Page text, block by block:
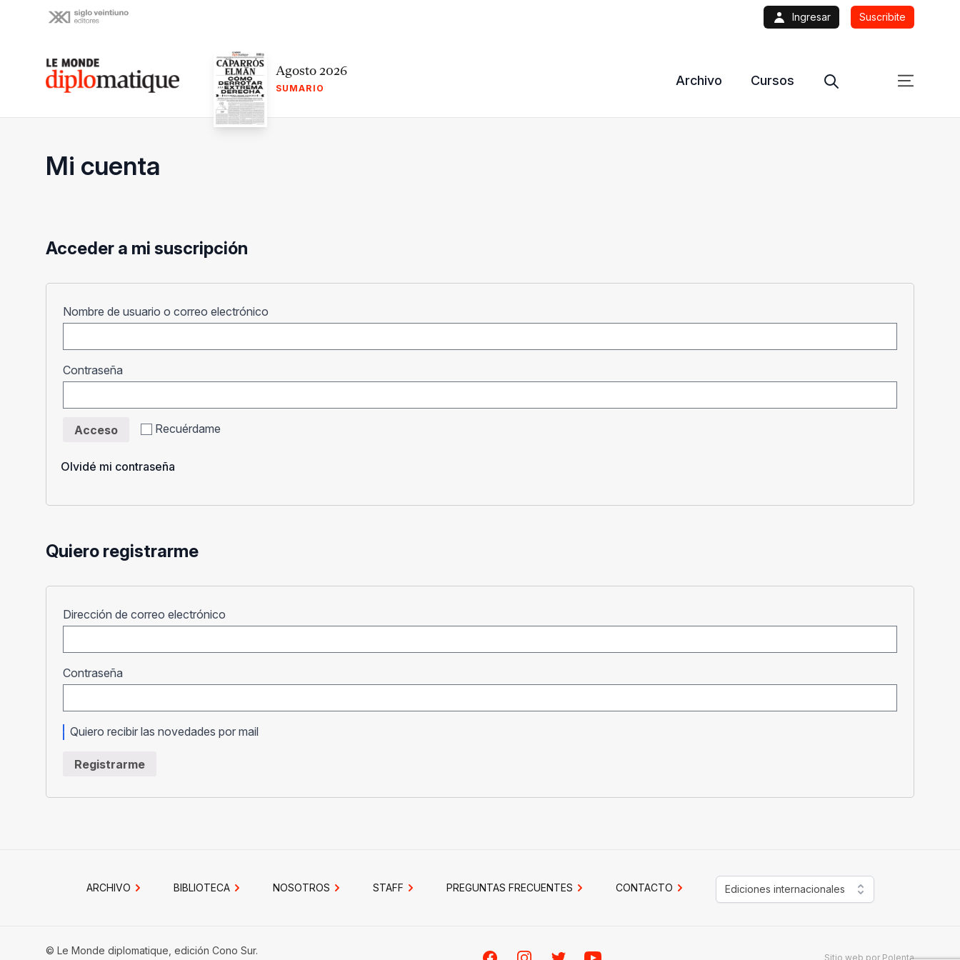
Ingresar Suscribite
Le monde diplomatique Agosto 2026
SUMARIO
Archivo Cursos
Mi cuenta
Acceder a mi suscripción
Nombre de usuario o correo electrónico
Contraseña
Recuérdame
Acceso
Olvidé mi contraseña
Quiero registrarme
Dirección de correo electrónico
Contraseña
Quiero recibir las novedades por mail
Registrarme
ARCHIVO BIBLIOTECA NOSOTROS STAFF PREGUNTAS FRECUENTES CONTACTO Ediciones internacionales
© Le Monde diplomatique, edición Cono Sur.
Sitio web por Polenta